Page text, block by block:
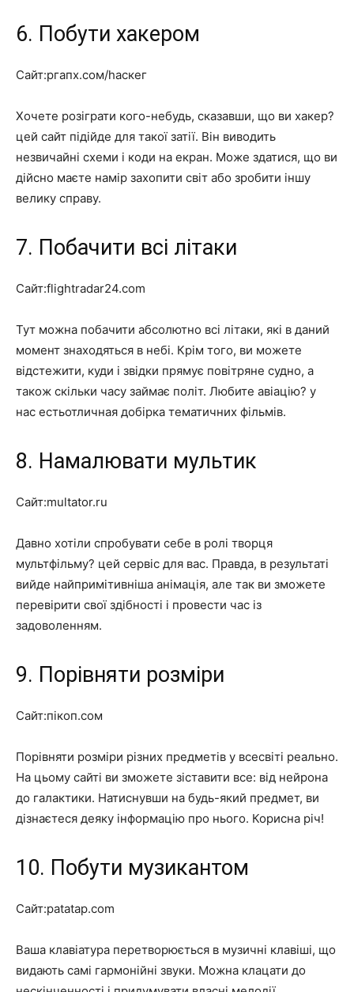
6. Побути хакером
Сайт:ргапх.сом/һаскег
Хочете розіграти кого-небудь, сказавши, що ви хакер?
цей сайт підійде для такої затії. Він виводить
незвичайні схеми і коди на екран. Може здатися, що ви
дійсно маєте намір захопити світ або зробити іншу
велику справу.
7. Побачити всі літаки
Сайт:flightradar24.com
Тут можна побачити абсолютно всі літаки, які в даний
момент знаходяться в небі. Крім того, ви можете
відстежити, куди і звідки прямує повітряне судно, а
також скільки часу займає політ. Любите авіацію? у
нас естьотличная добірка тематичних фільмів.
8. Намалювати мультик
Сайт:multator.ru
Давно хотіли спробувати себе в ролі творця
мультфільму? цей сервіс для вас. Правда, в результаті
вийде найпримітивніша анімація, але так ви зможете
перевірити свої здібності і провести час із
задоволенням.
9. Порівняти розміри
Сайт:пікоп.сом
Порівняти розміри різних предметів у всесвіті реально.
На цьому сайті ви зможете зіставити все: від нейрона
до галактики. Натиснувши на будь-який предмет, ви
дізнаєтеся деяку інформацію про нього. Корисна річ!
10. Побути музикантом
Сайт:patatap.com
Ваша клавіатура перетворюється в музичні клавіші, що
видають самі гармонійні звуки. Можна клацати до